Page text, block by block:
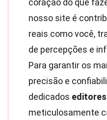
coração do que
nosso site é
reais como você,
de percepções e
Para garantir os
precisão e
dedicados editores
meticulosamente